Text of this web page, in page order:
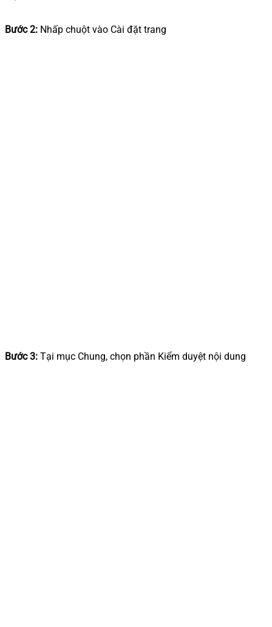
Bước 2: Nhấp chuột vào Cài đặt trang
Bước 3: Tại mục Chung, chọn phần Kiểm duyệt nội dung